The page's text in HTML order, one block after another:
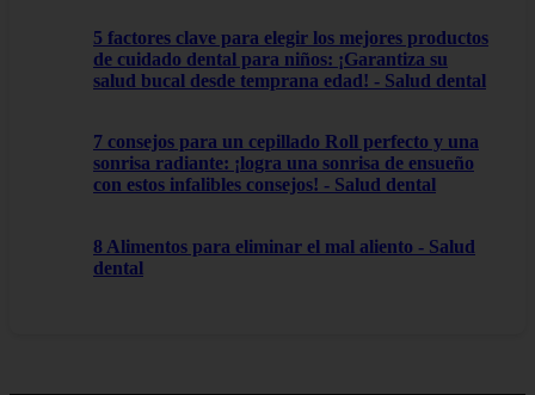
5 factores clave para elegir los mejores productos
de cuidado dental para niños: ¡Garantiza su
salud bucal desde temprana edad! - Salud dental
7 consejos para un cepillado Roll perfecto y una
sonrisa radiante: ¡logra una sonrisa de ensueño
con estos infalibles consejos! - Salud dental
8 Alimentos para eliminar el mal aliento - Salud
dental